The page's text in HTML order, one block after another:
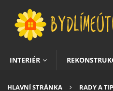
INTERIÉR
HLAVNÍ STRÁNKA RADY A